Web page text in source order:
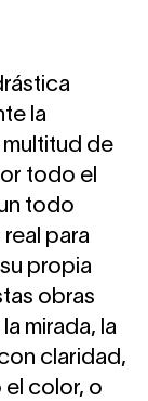
la
de
todo el
todo
para
propia
obras
mirada, la
claridad,
el color, o